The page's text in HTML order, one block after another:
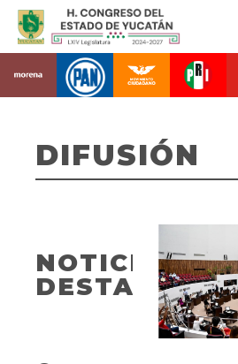
DIFUSIÓN
NOTICIAS
DESTACADAS